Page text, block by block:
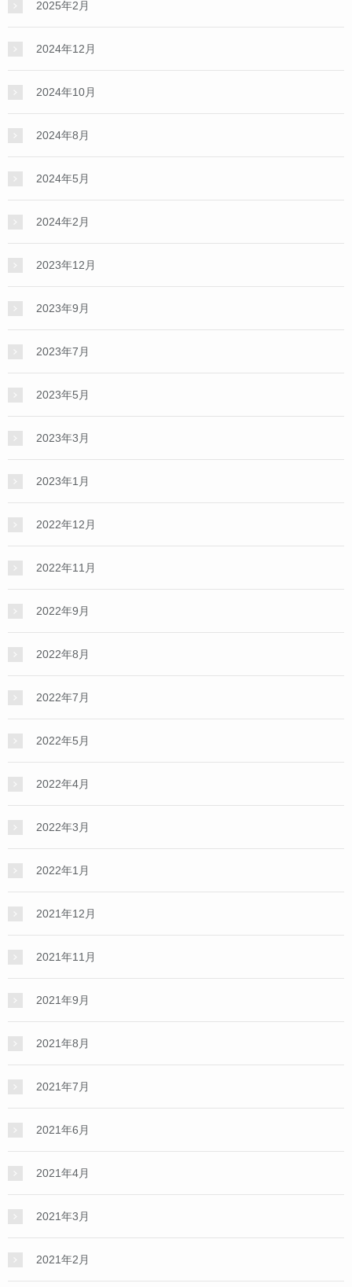
2025年2月
2024年12月
2024年10月
2024年8月
2024年5月
2024年2月
2023年12月
2023年9月
2023年7月
2023年5月
2023年3月
2023年1月
2022年12月
2022年11月
2022年9月
2022年8月
2022年7月
2022年5月
2022年4月
2022年3月
2022年1月
2021年12月
2021年11月
2021年9月
2021年8月
2021年7月
2021年6月
2021年4月
2021年3月
2021年2月